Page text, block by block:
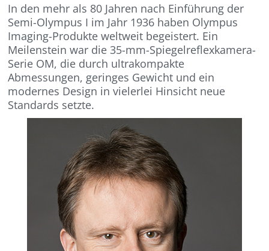
In den mehr als 80 Jahren nach Einführung der
Semi-Olympus I im Jahr 1936 haben Olympus
Imaging-Produkte weltweit begeistert. Ein
Meilenstein war die 35-mm-Spiegelreflexkamera-
Serie OM, die durch ultrakompakte
Abmessungen, geringes Gewicht und ein
modernes Design in vielerlei Hinsicht neue
Standards setzte.